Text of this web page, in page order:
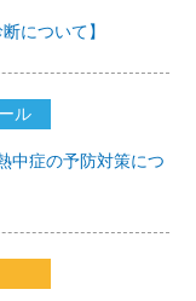
について】
ル
中症の予防対策につ